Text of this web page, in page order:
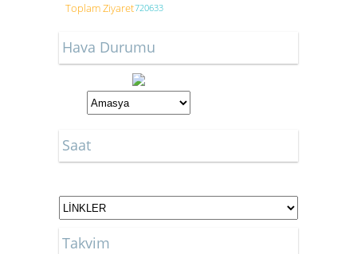
Toplam Ziyaret720633
Hava Durumu
Saat
Takvim